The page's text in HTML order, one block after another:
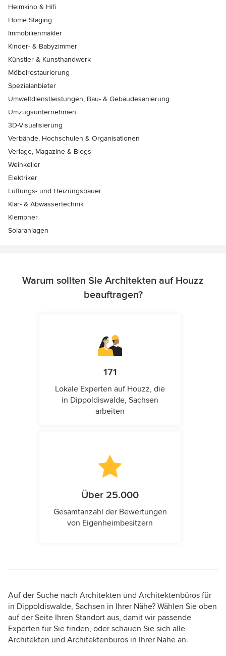
Heimkino & Hifi
Home Staging
Immobilienmakler
Kinder- & Babyzimmer
Künstler & Kunsthandwerk
Möbelrestaurierung
Spezialanbieter
Umweltdienstleistungen, Bau- & Gebäudesanierung
Umzugsunternehmen
3D-Visualisierung
Verbände, Hochschulen & Organisationen
Verlage, Magazine & Blogs
Weinkeller
Elektriker
Lüftungs- und Heizungsbauer
Klär- & Abwassertechnik
Klempner
Solaranlagen
Warum sollten Sie Architekten auf Houzz
beauftragen?
171
Lokale Experten auf Houzz, die
in Dippoldiswalde, Sachsen
arbeiten
Über 25.000
Gesamtanzahl der Bewertungen
von Eigenheimbesitzern
Auf der Suche nach Architekten und Architektenbüros für
in Dippoldiswalde, Sachsen in Ihrer Nähe? Wählen Sie oben
auf der Seite Ihren Standort aus, damit wir passende
Experten für Sie finden, oder schauen Sie sich alle
Architekten und Architektenbüros in Ihrer Nähe an.